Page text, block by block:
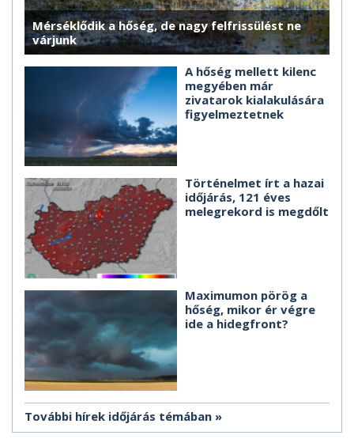
Mérséklődik a hőség, de nagy felfrissülést ne
várjunk
A hőség mellett kilenc
megyében már
zivatarok kialakulására
figyelmeztetnek
Történelmet írt a hazai
időjárás, 121 éves
melegrekord is megdőlt
Maximumon pörög a
hőség, mikor ér végre
ide a hidegfront?
További hírek időjárás témában